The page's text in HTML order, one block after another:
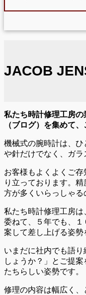
JACOB
私たち時計修理工房
（ブログ）を集めて
機械式の腕時計は、
や針だけでなく、ガ
お客様もよくよくご
り立っております。
方が多くいらっしゃる
私たち時計修理工房
委ねて、５年でも、
案して差し上げる姿勢
いまだに社内でも語
しょうか？」とご提
たちらしい姿勢です。
修理の内容は幅広く